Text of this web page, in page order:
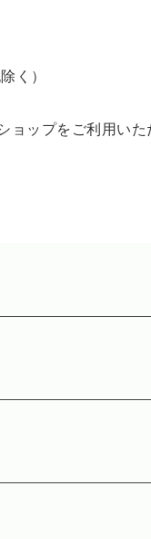
く）
ップをご利用いた